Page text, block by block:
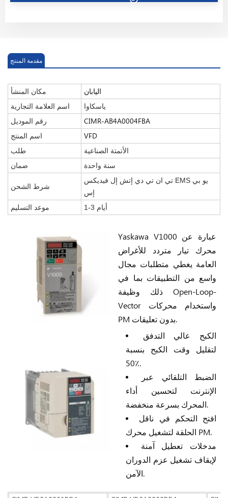
مقدمة المنتج
مكان المنشأ اليابان
اسم العلامة التجارية
ياسكاوا
رقم الموديل
CIMR-AB4A0004FBA
اسم المنتج VFD
طلب
الأتمتة الصناعية
ضمان
سنة واحدة
شرط الشحن
تي ان تي دي إتش إل فيديكس EMS يو بي
إس
موعد التسليم
1-3 أيام
Yaskawa V1000 عبارة عن
محرك تيار متردد للأغراض
العامة يغطي متطلبات مجال
واسع من التطبيقات بما في
ذلك وظيفة Open-Loop-
Vector واستخدام محركات
PM بدون تعليقات.
الكبح عالي التدفق
لتقليل وقت الكبح بنسبة
50٪.
الضبط التلقائي عبر
الإنترنت لتحسين أداء
المحرك بسرعة منخفضة.
افتح التحكم في ناقل
الحلقة لتشغيل محرك PM.
مدخلات تعطيل آمنة
لإيقاف تشغيل عزم الدوران
الآمن.